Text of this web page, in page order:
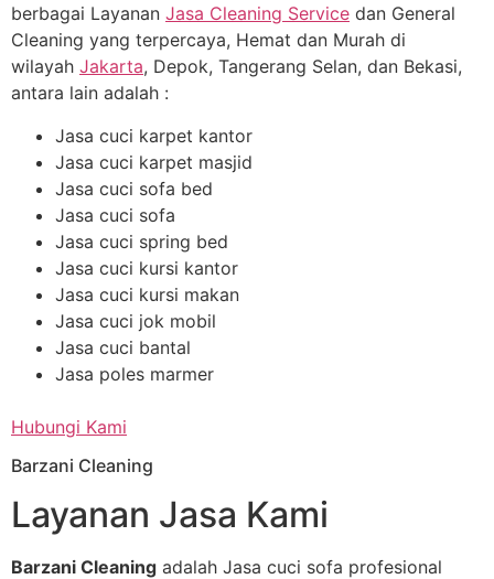
berbagai Layanan Jasa Cleaning Service dan General
Cleaning yang terpercaya, Hemat dan Murah di
wilayah Jakarta, Depok, Tangerang Selan, dan Bekasi,
antara lain adalah :
Jasa cuci karpet kantor
Jasa cuci karpet masjid
Jasa cuci sofa bed
Jasa cuci sofa
Jasa cuci spring bed
Jasa cuci kursi kantor
Jasa cuci kursi makan
Jasa cuci jok mobil
Jasa cuci bantal
Jasa poles marmer
Hubungi Kami
Barzani Cleaning
Layanan Jasa Kami
Barzani Cleaning adalah Jasa cuci sofa profesional